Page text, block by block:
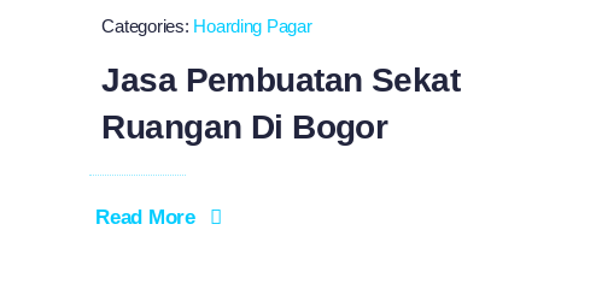
Categories: Hoarding Pagar
Jasa Pembuatan Sekat
Ruangan Di Bogor
Read More